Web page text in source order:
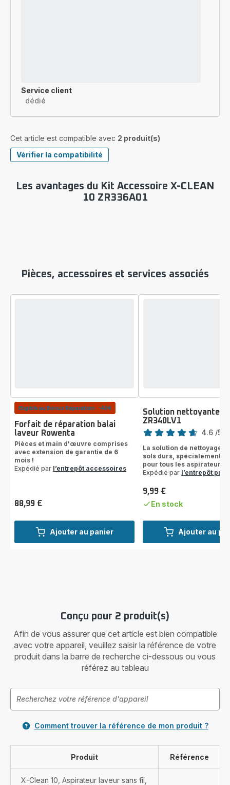
Service client
dédié
Cet article est compatible avec 2 produit(s)
Vérifier la compatibilité
Les avantages du Kit Accessoire X-CLEAN
10 ZR336A01
Pièces, accessoires et services associés
Ajouter au panier
Eligible au Bonus Réparation : -40€
Forfait de réparation balai
laveur Rowenta
Pièces et main d'œuvre comprises
avec extension de garantie de 6
mois !
Expédié par l’entrepôt accessoires
Prix
88,99 €
Ajouter au
Solution nettoyante,
ZR340LV1
Note
4.6 /5
La solution de nettoyage
sols durs, spécialement
pour tous les aspirateurs
Expédié par l’entrepôt
Prix
9,99 €
En stock
Conçu pour 2 produit(s)
Afin de vous assurer que cet article est bien compatible
avec votre appareil, veuillez saisir la référence de votre
produit dans la barre de recherche ci-dessous ou vous
référez au tableau
Comment trouver la référence de mon produit ?
Produit Référence
X-Clean 10, Aspirateur laveur sans fil,